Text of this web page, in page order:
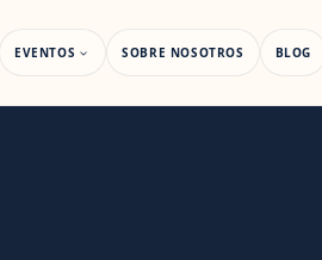
EVENTOS SOBRE NOSOTROS BLOG